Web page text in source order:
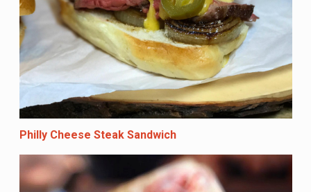
Philly Cheese Steak Sandwich